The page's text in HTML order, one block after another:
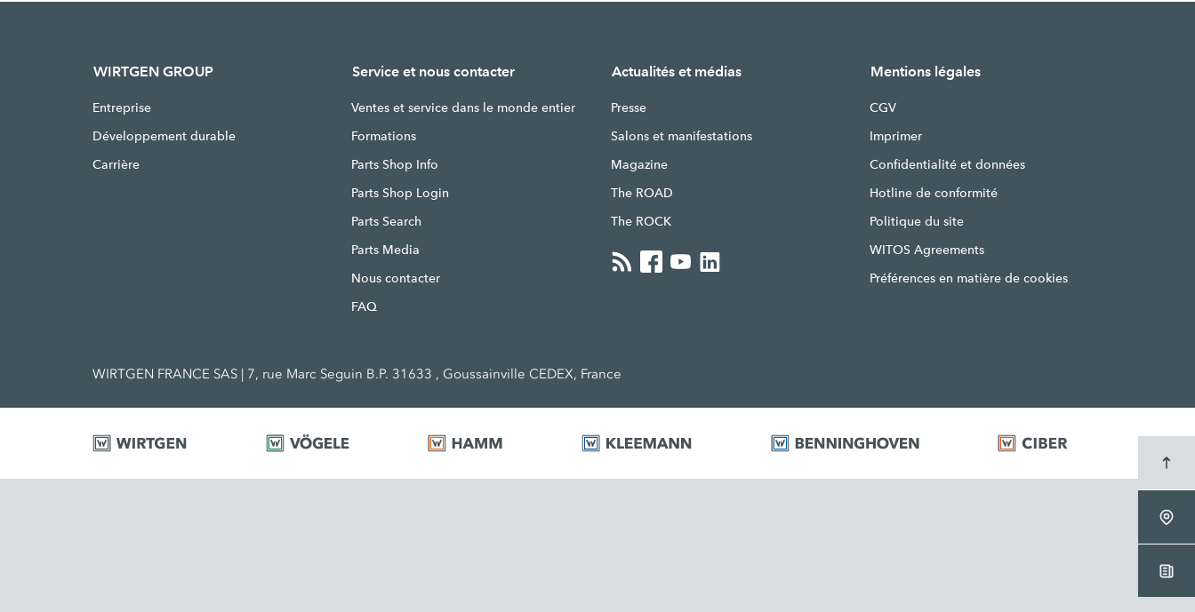
WIRTGEN GROUP
Entreprise
Développement durable
Carrière
Service et nous contacter
Ventes et service dans le monde entier
Formations
Parts Shop Info
Parts Shop Login
Parts Search
Parts Media
Nous contacter
FAQ
Actualités et médias
Presse
Salons et manifestations
Magazine
The ROAD
The ROCK
Mentions légales
CGV
Imprimer
Confidentialité et données
Hotline de conformité
Politique du site
WITOS Agreements
Préférences en matière de cookies
WIRTGEN FRANCE SAS | 7, rue Marc Seguin B.P. 31633 , Goussainville CEDEX, France